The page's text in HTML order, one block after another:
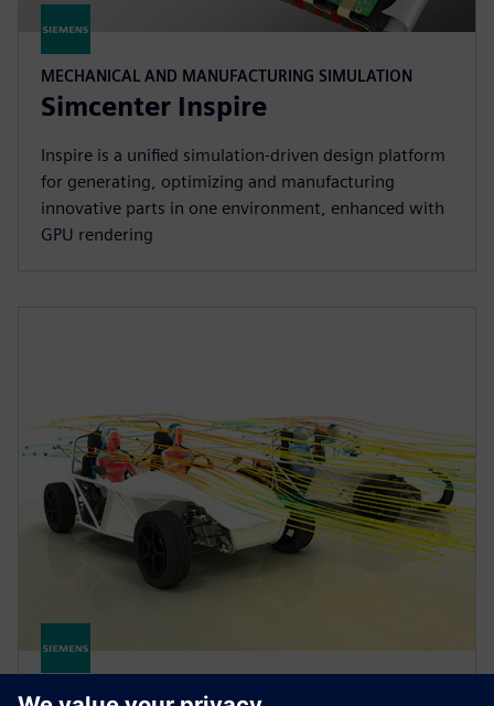
MECHANICAL AND MANUFACTURING SIMULATION
Simcenter Inspire
Inspire is a unified simulation-driven design platform
for generating, optimizing and manufacturing
innovative parts in one environment, enhanced with
GPU rendering
FLUIDS AND THERMAL